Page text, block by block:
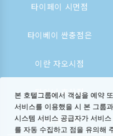
타이페이 시먼점
타이베이 싼충점은
이란 자오시점
타이난 후산점
가오슝역 점
본 호텔그룹에서 객실을 예약
서비스를 이용했을 시 본 그룹
시스템 서비스 공급자가 서비
를 자동 수집하고 점을 유의해